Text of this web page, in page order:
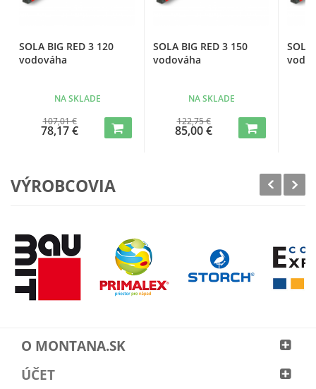
SOLA BIG RED 3 120
vodováha
NA SKLADE
107,01 €
78,17 €
SOLA BIG RED 3 150
vodováha
NA SKLADE
122,75 €
85,00 €
SOLA
VÝROBCOVIA
O MONTANA.SK
ÚČET